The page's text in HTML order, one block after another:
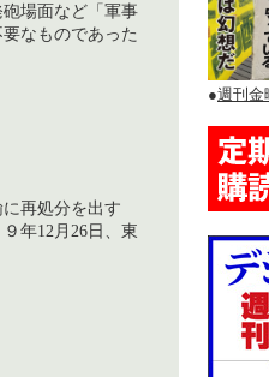
場面など「軍事
なものであった
再処分を出す
年12月26日、東
●週刊金